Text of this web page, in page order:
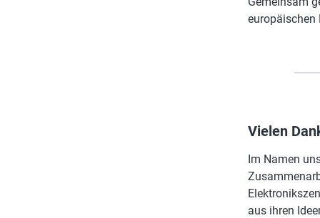
europäischen
Vielen
Im Namen
aus ihren